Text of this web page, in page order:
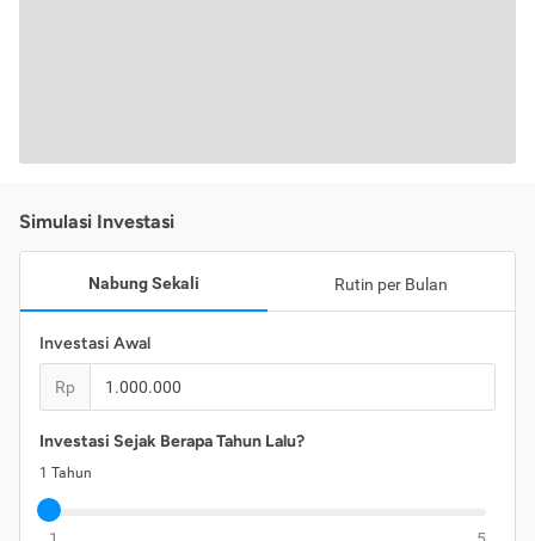
Simulasi Investasi
Nabung Sekali Rutin per Bulan
Investasi Awal
Rp
Investasi Sejak Berapa Tahun Lalu?
1 Tahun